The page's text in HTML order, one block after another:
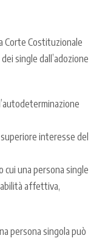
Corte Costituzionale
single dall’adozione
interesse del
una persona single
affettiva,
persona singola può